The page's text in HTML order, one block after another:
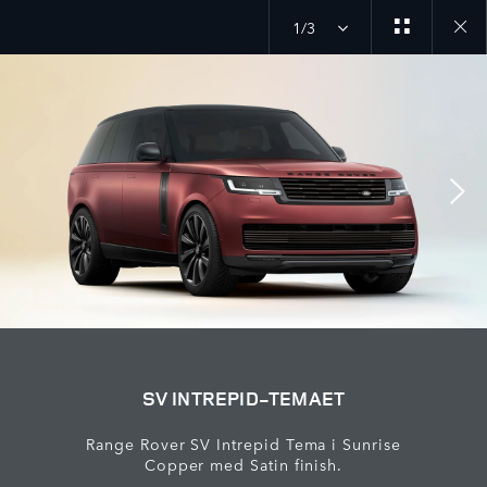
1/3
SV INTREPID-TEMAET
Range Rover SV Intrepid Tema i Sunrise
Copper med Satin finish.